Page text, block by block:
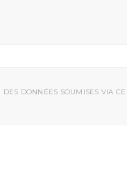
DONNÉES SOUMISES VIA